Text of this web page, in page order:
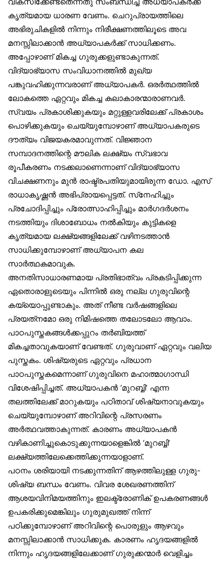
കൃത്യമായ ധാരണ വേണം. ചെറുപ്രായത്തിലെ
അഭിരുചികളിൽ നിന്നും നിരീക്ഷണത്തിലൂടെ അവ
മനസ്സിലാക്കാൻ അധ്യാപകർക്ക് സാധിക്കണം.
അപ്പോഴാണ് മികച്ച ഗുരുക്കളുണ്ടാകുന്നത്.
വിദ്യാഭ്യാസ സംവിധാനത്തിൽ മുഖ്യ
പങ്കുവഹിക്കുന്നവരാണ് അധ്യാപകർ. ഒരർത്ഥത്തിൽ
ലോകത്തെ ഏറ്റവും മികച്ച കലാകാരന്മാരാണവർ.
സ്വയം പ്രകാശിക്കുകയും മറ്റുള്ളവരിലേക്ക് പ്രകാശം
പൊഴിക്കുകയും ചെയ്യുമ്പോഴാണ് അധ്യാപകരുടെ
ദൗത്യം വിജയകരമാവുന്നത്. വിജ്ഞാന
സമ്പാദനത്തിന്റെ മൗലിക ലക്ഷ്യം സ്വഭാവ
രൂപീകരണം നടക്കലാണെന്നാണ് വിദ്യാഭ്യാസ
വിചക്ഷണനും മുൻ രാഷ്ട്രപതിയുമായിരുന്ന ഡോ. എസ്
രാധാകൃഷ്ണൻ അഭിപ്രായപ്പെട്ടത്. സ്‌നേഹിച്ചും
പ്രചോദിപ്പിച്ചും പ്രോത്സാഹിപ്പിച്ചും മാർഗദർശനം
നടത്തിയും ദിശാബോധം നൽകിയും കുട്ടികളെ
കൃത്യമായ ലക്ഷ്യങ്ങളിലേക്ക് വഴിനടത്താൻ
സാധിക്കുമ്പോഴാണ് അധ്യാപന കല
സാർത്ഥകമാവുക.
അനതിസാധാരണമായ പ്രതിഭാത്വം പ്രകടിപ്പിക്കുന്ന
ഏതൊരാളുടെയും പിന്നിൽ ഒരു നല്ല ഗുരുവിന്റെ
കയ്യൊപ്പുണ്ടാകും. അത് നീണ്ട വർഷങ്ങളിലെ
പ്രയത്‌നമോ ഒരു നിമിഷത്തെ തലോടലോ ആവാം.
പാഠപുസ്തകങ്ങൾക്കപ്പുറം തർബിയത്ത്
മികച്ചതാവുകയാണ് വേണ്ടത്. ഗുരുവാണ് ഏറ്റവും വലിയ
പുസ്തകം. ശിഷ്യരുടെ ഏറ്റവും പ്രധാന
പാഠപുസ്തകമെന്നാണ് ഗുരുവിനെ മഹാത്മാഗാന്ധി
വിശേഷിപ്പിച്ചത്. അധ്യാപകൻ ‘മുറബ്ബി’ എന്ന
തലത്തിലേക്ക് മാറുകയും പഠിതാവ് ശിഷ്യനാവുകയും
ചെയ്യുമ്പോഴാണ് അറിവിന്റെ പ്രസരണം
അർത്ഥവത്താകുന്നത്. കാരണം അധ്യാപകൻ
വഴികാണിച്ചുകൊടുക്കുന്നയാളെങ്കിൽ ‘മുറബ്ബി’
ലക്ഷ്യത്തിലേക്കെത്തിക്കുന്നയാളാണ്.
പഠനം ശരിയായി നടക്കുന്നതിന് ആഴത്തിലുള്ള ഗുരു-
ശിഷ്യ ബന്ധം വേണം. വിവര ശേഖരണത്തിന്
ആശയവിനിമയത്തിനും ഇലക്ട്രോണിക് ഉപകരണങ്ങൾ
ഉപകരിക്കുമെങ്കിലും ഗുരുമുഖത്ത് നിന്ന്
പഠിക്കുമ്പോഴാണ് അറിവിന്റെ പൊരുളും ആഴവും
മനസ്സിലാക്കാൻ സാധിക്കുക. കാരണം ഹൃദയങ്ങളിൽ
നിന്നും ഹൃദയങ്ങളിലേക്കാണ് ഗുരുക്കന്മാർ വെളിച്ചം